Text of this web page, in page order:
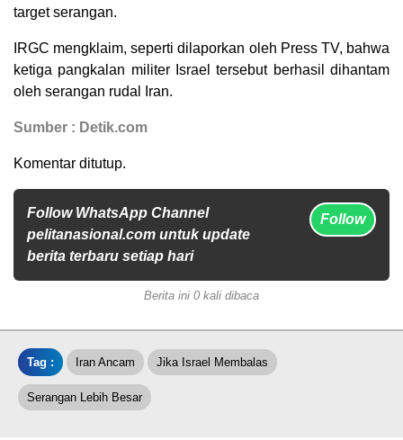
target serangan.
IRGC mengklaim, seperti dilaporkan oleh Press TV, bahwa
ketiga pangkalan militer Israel tersebut berhasil dihantam
oleh serangan rudal Iran.
Sumber : Detik.com
Komentar ditutup.
Follow WhatsApp Channel
pelitanasional.com untuk update
berita terbaru setiap hari
Follow
Berita ini 0 kali dibaca
Tag : Iran Ancam Jika Israel Membalas
Serangan Lebih Besar